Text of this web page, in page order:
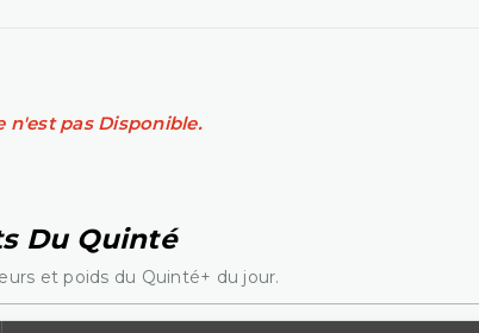
n'est pas Disponible.
Du Quinté
et poids du Quinté+ du jour.